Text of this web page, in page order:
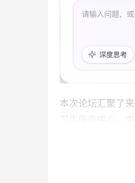
本次论坛汇聚了